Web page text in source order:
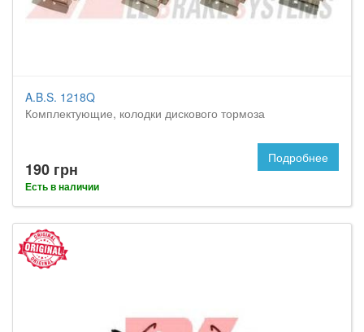
A.B.S. 1218Q
Комплектующие, колодки дискового тормоза
190 грн
Есть в наличии
Подробнее